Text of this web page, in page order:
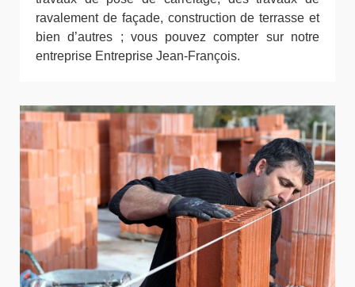
ravalement de façade, construction de terrasse et
bien d’autres ; vous pouvez compter sur notre
entreprise Entreprise Jean-François.